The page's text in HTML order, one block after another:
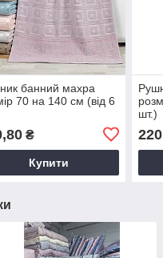
банний махра
70 на 140 см (від 6
₴
Купити
шт.)